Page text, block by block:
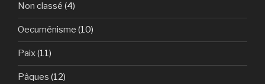
Non classé (4)
Oecuménisme (10)
Paix(11)
Pâques (12)